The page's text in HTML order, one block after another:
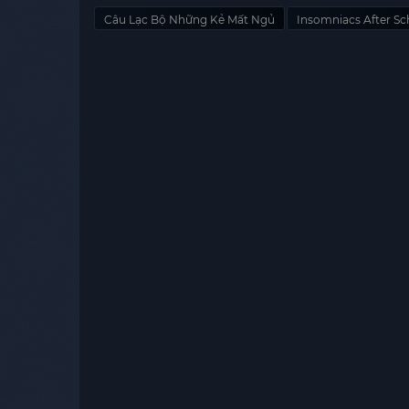
Câu Lạc Bộ Những Kẻ Mất Ngủ Insomniacs After